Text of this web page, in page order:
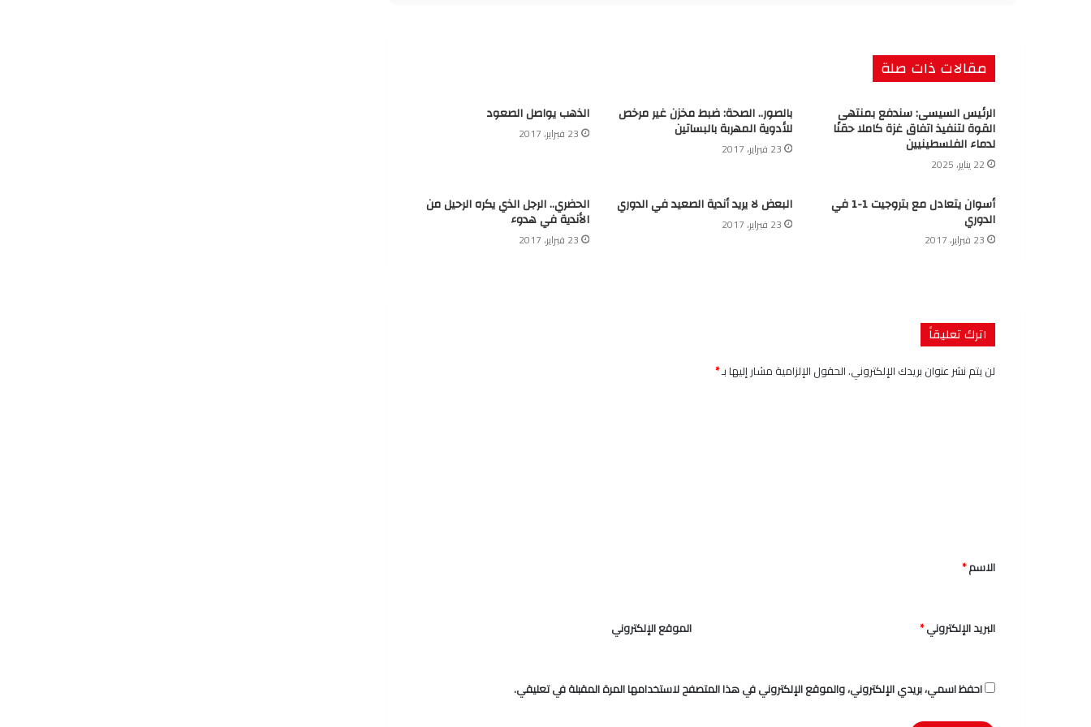
مقالات ذات صلة
الرئيس السيسى: سندفع بمنتهى
القوة لتنفيذ اتفاق غزة كاملا حقنًا
لدماء الفلسطينيين
22 يناير، 2025
بالصور.. الصحة: ضبط مخزن غير مرخص
للأدوية المهربة بالبساتين
23 فبراير، 2017
الذهب يواصل الصعود
23 فبراير، 2017
أسوان يتعادل مع بتروجيت 1-1 في
الدوري
23 فبراير، 2017
البعض لا يريد أندية الصعيد في الدوري
23 فبراير، 2017
الحضري.. الرجل الذي يكره الرحيل من
الأندية في هدوء
23 فبراير، 2017
اترك تعليقاً
لن يتم نشر عنوان بريدك الإلكتروني.الحقول الإلزامية مشار إليها بـ*
*
الاسم*
البريد الإلكتروني* الموقع الإلكتروني
احفظ اسمي، بريدي الإلكتروني، والموقع الإلكتروني في هذا المتصفح لاستخدامها المرة المقبلة في تعليقي.